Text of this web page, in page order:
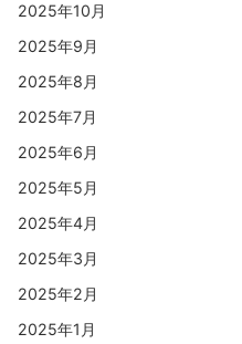
2025年10月
2025年9月
2025年8月
2025年7月
2025年6月
2025年5月
2025年4月
2025年3月
2025年2月
2025年1月